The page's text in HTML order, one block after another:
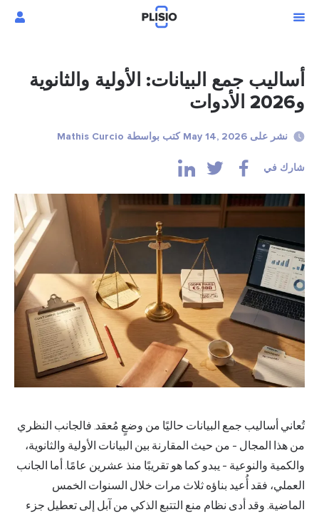
أساليب جمع البيانات: الأولية والثانوية
نشر على May 14, 2026 كتب بواسطة Mathis Curcio
شارك في
تُعاني أساليب جمع البيانات حاليًا من وضعٍ مُعقد. فالجانب النظري
من هذا المجال - من حيث المقارنة بين البيانات الأولية والثانوية،
والكمية والنوعية - يبدو كما هو تقريبًا منذ عشرين عامًا. أما الجانب
العملي، فقد أُعيد بناؤه ثلاث مرات خلال السنوات الخمس
الماضية. وقد أدى نظام منع التتبع الذكي من آبل إلى تعطيل جزء